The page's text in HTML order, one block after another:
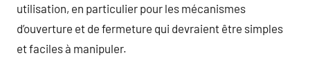
utilisation, en particulier pour les mécanismes
d’ouverture et de fermeture qui devraient être simples
et faciles à manipuler.